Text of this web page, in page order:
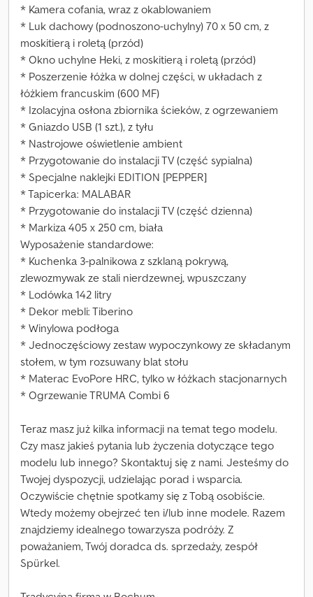
* Kamera cofania, wraz z okablowaniem
* Luk dachowy (podnoszono-uchylny) 70 x 50 cm, z
moskitierą i roletą (przód)
* Okno uchylne Heki, z moskitierą i roletą (przód)
* Poszerzenie łóżka w dolnej części, w układach z
łóżkiem francuskim (600 MF)
* Izolacyjna osłona zbiornika ścieków, z ogrzewaniem
* Gniazdo USB (1 szt.), z tyłu
* Nastrojowe oświetlenie ambient
* Przygotowanie do instalacji TV (część sypialna)
* Specjalne naklejki EDITION [PEPPER]
* Tapicerka: MALABAR
* Przygotowanie do instalacji TV (część dzienna)
* Markiza 405 x 250 cm, biała
Wyposażenie standardowe:
* Kuchenka 3-palnikowa z szklaną pokrywą,
zlewozmywak ze stali nierdzewnej, wpuszczany
* Lodówka 142 litry
* Dekor mebli: Tiberino
* Winylowa podłoga
* Jednoczęściowy zestaw wypoczynkowy ze składanym
stołem, w tym rozsuwany blat stołu
* Materac EvoPore HRC, tylko w łóżkach stacjonarnych
* Ogrzewanie TRUMA Combi 6
Teraz masz już kilka informacji na temat tego modelu.
Czy masz jakieś pytania lub życzenia dotyczące tego
modelu lub innego? Skontaktuj się z nami. Jesteśmy do
Twojej dyspozycji, udzielając porad i wsparcia.
Oczywiście chętnie spotkamy się z Tobą osobiście.
Wtedy możemy obejrzeć ten i/lub inne modele. Razem
znajdziemy idealnego towarzysza podróży. Z
poważaniem, Twój doradca ds. sprzedaży, zespół
Spürkel.